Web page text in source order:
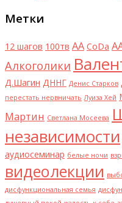
Метки
12 шагов 100тв AA CoDa
Алкоголики
Д.Шагин ДННГ Денис Старков
перестать нервничать Луиза Хей
Мартин Светлана Мосеева
независимости
аудиосеминар белые ночи
видеолекции
дисфункциональная семья